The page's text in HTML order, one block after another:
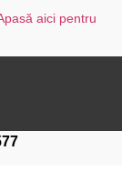
aici pentru